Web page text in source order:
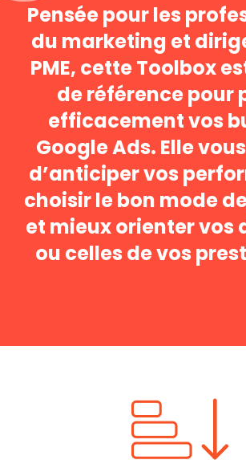
Pensée pour les
du marketing et
PME, cette Toolbox
de référence pour
efficacement vos
Google Ads. Elle
d’anticiper vos
choisir le bon mode
et mieux orienter vos
ou celles de vos